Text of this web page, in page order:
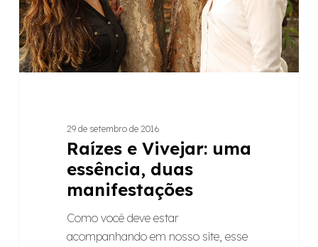
manifestações
29 de setembro de 2016
Raízes e Vivejar: uma
essência, duas
manifestações
Como você deve estar
acompanhando em nosso site, esse